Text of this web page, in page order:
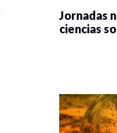
Jornadas
ciencias